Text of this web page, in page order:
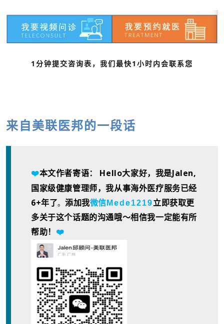
1分钟提交咨询表，我们最快1小时内会联系您
来自美联医邦的一段话
❤️本文作者寄语： Hello大家好，我是Jalen,
国家级健康管理师，我从事海外医疗服务已经
6+年了。添加我微信 Mede1219立即获取更
多关于这个话题的沟通哦～相信我一定能有所
帮助！ ❤️